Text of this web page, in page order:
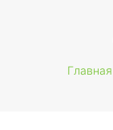
Главная